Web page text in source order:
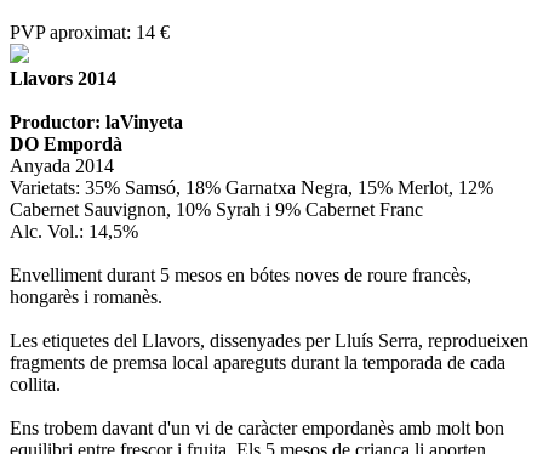
PVP aproximat: 14 €
Llavors 2014
Productor: laVinyeta
DO Empordà
Anyada 2014
Varietats: 35% Samsó, 18% Garnatxa Negra, 15% Merlot, 12%
Cabernet Sauvignon, 10% Syrah i 9% Cabernet Franc
Alc. Vol.: 14,5%
Envelliment durant 5 mesos en bótes noves de roure francès,
hongarès i romanès.
Les etiquetes del Llavors, dissenyades per Lluís Serra, reprodueixen
fragments de premsa local apareguts durant la temporada de cada
collita.
Ens trobem davant d'un vi de caràcter empordanès amb molt bon
equilibri entre frescor i fruita. Els 5 mesos de criança li aporten